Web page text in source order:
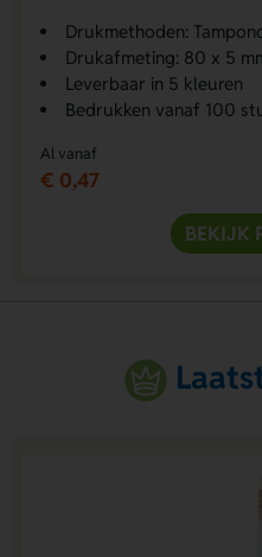
Drukmethoden:
Drukafmeting: 80 x 5
Leverbaar in 5 kleuren
Bedrukken vanaf 100
Al vanaf
€ 0,47
BEKIJK